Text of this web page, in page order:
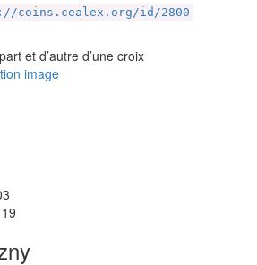
coins.cealex.org/id/2800
et d’autre d’une croix
image
19